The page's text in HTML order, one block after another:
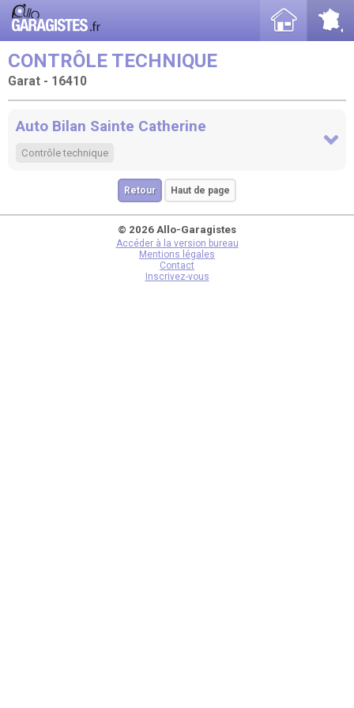
CONTRÔLE TECHNIQUE
Garat - 16410
Auto Bilan Sainte Catherine
Contrôle technique
Retour Haut de page
© 2026 Allo-Garagistes
Accéder à la version bureau
Mentions légales
Contact
Inscrivez-vous